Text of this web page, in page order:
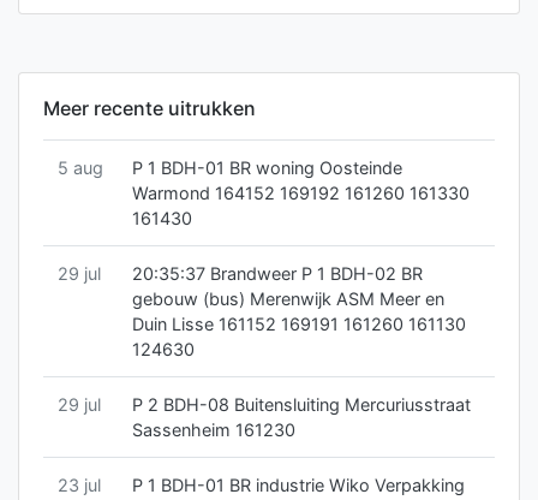
Meer recente uitrukken
5 aug
P 1 BDH-01 BR woning Oosteinde
Warmond 164152 169192 161260 161330
161430
29 jul
20:35:37 Brandweer P 1 BDH-02 BR
gebouw (bus) Merenwijk ASM Meer en
Duin Lisse 161152 169191 161260 161130
124630
29 jul
P 2 BDH-08 Buitensluiting Mercuriusstraat
Sassenheim 161230
23 jul
P 1 BDH-01 BR industrie Wiko Verpakking